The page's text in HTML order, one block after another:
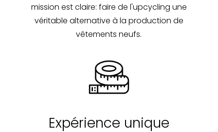
mission est claire: faire de l'upcycling une
véritable alternative à la production de
vêtements neufs.
Expérience unique